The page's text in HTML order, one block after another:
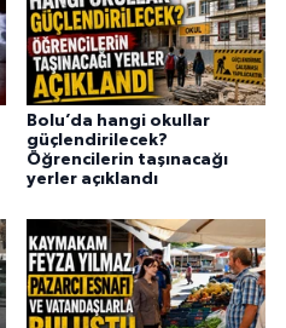
Bolu’da hangi okullar
güçlendirilecek?
Öğrencilerin taşınacağı
yerler açıklandı